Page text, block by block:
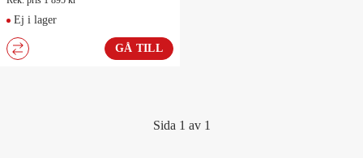
Ej i lager
GÅ TILL
Sida 1 av 1